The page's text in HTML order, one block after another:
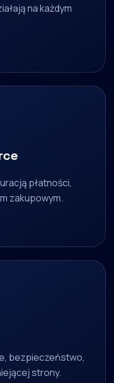
na każdym
płatności,
zakupowym.
bezpieczeństwo,
strony.